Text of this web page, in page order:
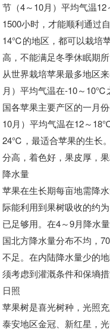
节（4～10月）平均气温
1500小时，才能顺利通过
14℃的地区，都可以栽培
高，不能满足冬季休眠期
从世界栽培苹果最多地区
月）平均气温在-10～10℃
国各苹果主要产区的一月
10月）平均气温在12～
24℃，最适合苹果的生长
分高，着色好，果皮厚，
降水量
苹果在生长期每亩地需降
际能利用到果树吸收的约
已足够用。在4～9月降水
国北方降水量分布不均，
不足。在内陆降水量少的
须考虑到灌溉条件和保墒
日照
苹果树是喜光树种，光照
泰安地区金冠、新红星，